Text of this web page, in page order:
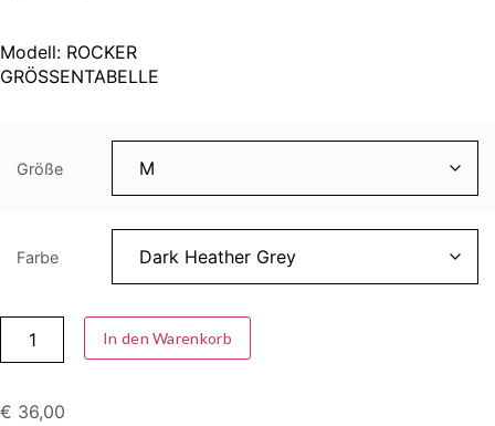
Modell: ROCKER
GRÖSSENTABELLE
Größe
Farbe
In den Warenkorb
€ 36,00